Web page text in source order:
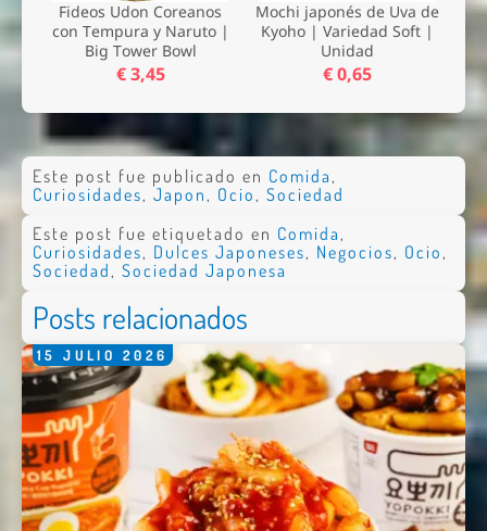
Fideos Udon Coreanos
con Tempura y Naruto |
Big Tower Bowl
€ 3,45
Mochi japonés de Uva de
Kyoho | Variedad Soft |
Unidad
€ 0,65
Este post fue publicado en Comida,
Curiosidades, Japon, Ocio, Sociedad
Este post fue etiquetado en Comida,
Curiosidades, Dulces Japoneses, Negocios, Ocio,
Sociedad, Sociedad Japonesa
Posts relacionados
15 JULIO 2026